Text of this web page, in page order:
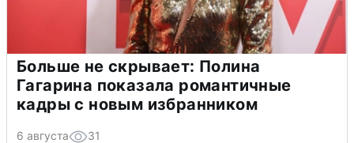
Больше не скрывает: Полина
Гагарина показала романтичные
кадры с новым избранником
6 августа 31